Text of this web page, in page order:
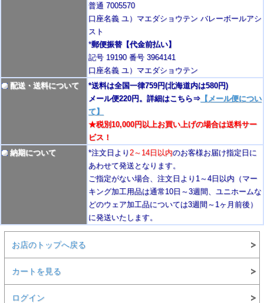
普通 7005570
口座名義 ユ）マエダショウテン バレーボールアシ
スト
*郵便振替【代金前払い】
記号 19190 番号 3964141
口座名義 ユ）マエダショウテン
配送・送料について
*送料は全国一律759円(北海道内は580円)
メール便220円。詳細はこちら⇒ 【メール便につい
て】
★税別10,000円以上お買い上げの場合は送料サー
ビス！
納期について
*注文日より 2～14日以内のお客様お届け指定日に
あわせて発送となります。
ご指定がない場合、注文日より1～4日以内 （マー
キング加工用品は通常10日 ～3週間 、ユニホームな
どのウェア加工品については3週間～ 1ヶ月前後 ）
に発送いたします。
お店のトップへ戻る
カートを見る
ログイン